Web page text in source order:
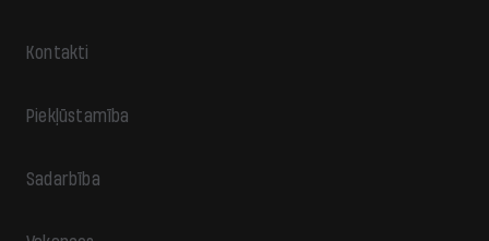
Kontakti
Piekļūstamība
Sadarbība